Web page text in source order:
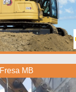
Fresa MB